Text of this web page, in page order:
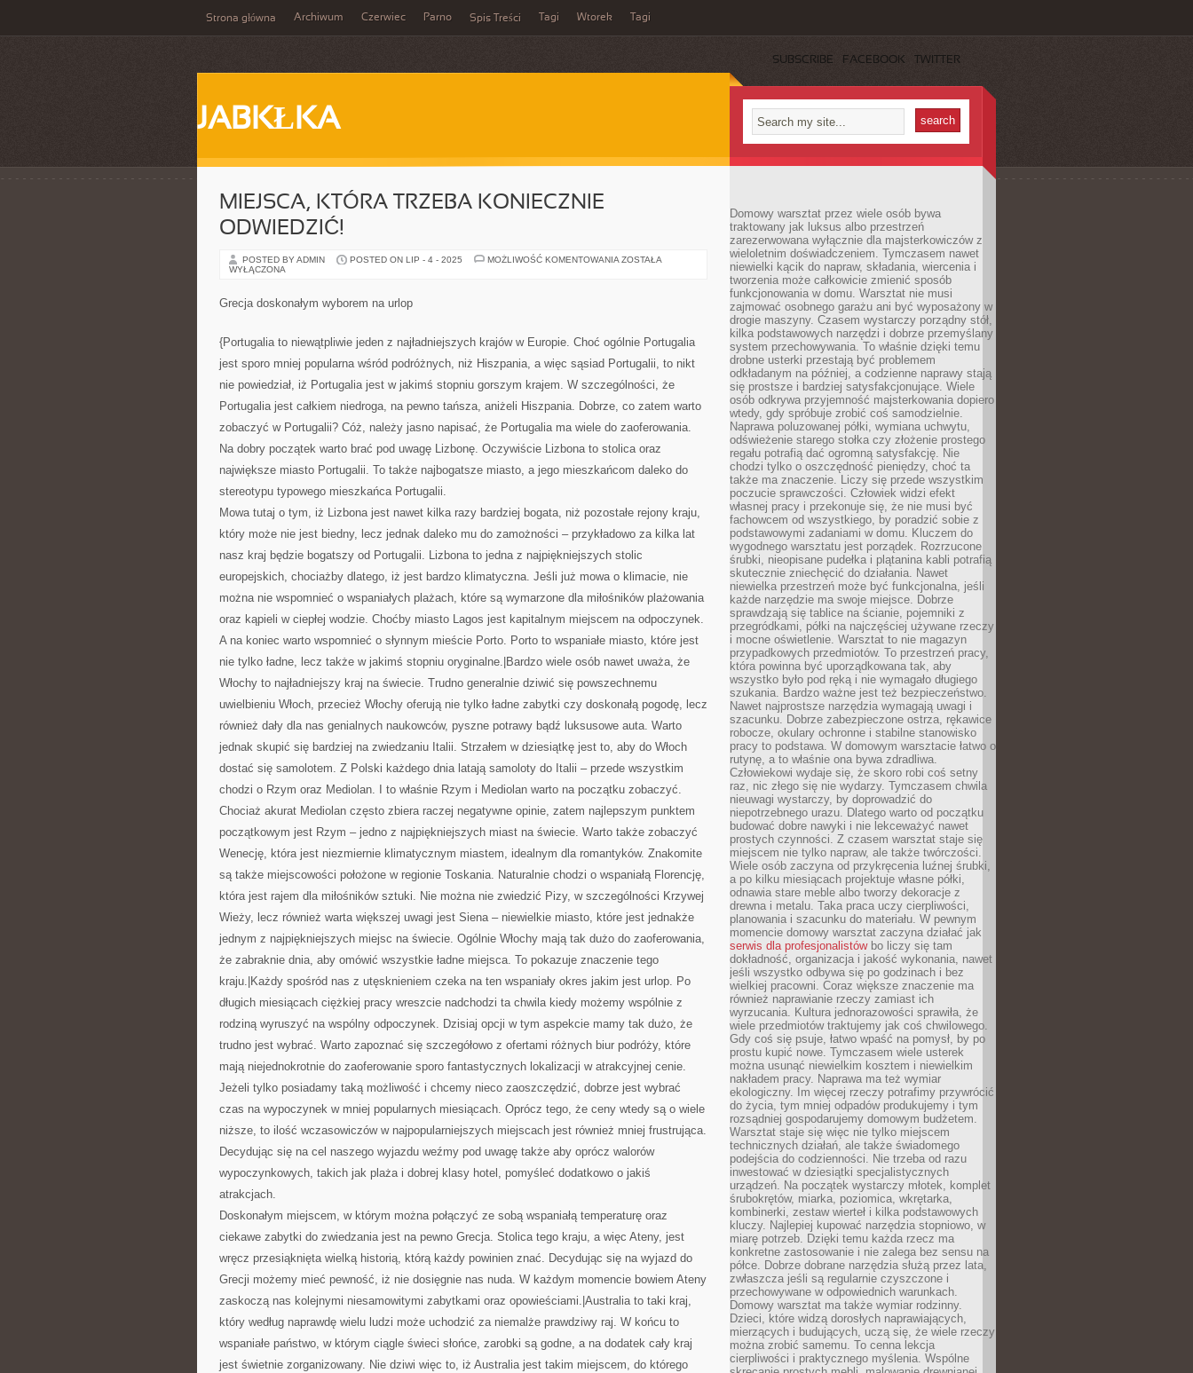
Strona główna Archiwum Czerwiec Parno Spis Treści Tagi Wtorek Tagi
SUBSCRIBE FACEBOOK TWITTER
JABKŁKA
MIEJSCA, KTÓRA TRZEBA KONIECZNIE
ODWIEDZIĆ!
POSTED BY ADMIN POSTED ON LIP - 4 - 2025 MOŻLIWOŚĆ KOMENTOWANIA MIEJSCA,
ZOSTAŁA
WYŁĄCZONA
Grecja doskonałym wyborem na urlop
{Portugalia to niewątpliwie jeden z najładniejszych krajów w Europie. Choć ogólnie Portugalia
jest sporo mniej popularna wśród podróżnych, niż Hiszpania, a więc sąsiad Portugalii, to nikt
nie powiedział, iż Portugalia jest w jakimś stopniu gorszym krajem. W szczególności, że
Portugalia jest całkiem niedroga, na pewno tańsza, aniżeli Hiszpania. Dobrze, co zatem warto
zobaczyć w Portugalii? Cóż, należy jasno napisać, że Portugalia ma wiele do zaoferowania.
Na dobry początek warto brać pod uwagę Lizbonę. Oczywiście Lizbona to stolica oraz
największe miasto Portugalii. To także najbogatsze miasto, a jego mieszkańcom daleko do
stereotypu typowego mieszkańca Portugalii.
Mowa tutaj o tym, iż Lizbona jest nawet kilka razy bardziej bogata, niż pozostałe rejony kraju,
który może nie jest biedny, lecz jednak daleko mu do zamożności – przykładowo za kilka lat
nasz kraj będzie bogatszy od Portugalii. Lizbona to jedna z najpiękniejszych stolic
europejskich, chociażby dlatego, iż jest bardzo klimatyczna. Jeśli już mowa o klimacie, nie
można nie wspomnieć o wspaniałych plażach, które są wymarzone dla miłośników plażowania
oraz kąpieli w ciepłej wodzie. Choćby miasto Lagos jest kapitalnym miejscem na odpoczynek.
A na koniec warto wspomnieć o słynnym mieście Porto. Porto to wspaniałe miasto, które jest
nie tylko ładne, lecz także w jakimś stopniu oryginalne.|Bardzo wiele osób nawet uważa, że
Włochy to najładniejszy kraj na świecie. Trudno generalnie dziwić się powszechnemu
uwielbieniu Włoch, przecież Włochy oferują nie tylko ładne zabytki czy doskonałą pogodę, lecz
również dały dla nas genialnych naukowców, pyszne potrawy bądź luksusowe auta. Warto
jednak skupić się bardziej na zwiedzaniu Italii. Strzałem w dziesiątkę jest to, aby do Włoch
dostać się samolotem. Z Polski każdego dnia latają samoloty do Italii – przede wszystkim
chodzi o Rzym oraz Mediolan. I to właśnie Rzym i Mediolan warto na początku zobaczyć.
Chociaż akurat Mediolan często zbiera raczej negatywne opinie, zatem najlepszym punktem
początkowym jest Rzym – jedno z najpiękniejszych miast na świecie. Warto także zobaczyć
Wenecję, która jest niezmiernie klimatycznym miastem, idealnym dla romantyków. Znakomite
są także miejscowości położone w regionie Toskania. Naturalnie chodzi o wspaniałą Florencję,
która jest rajem dla miłośników sztuki. Nie można nie zwiedzić Pizy, w szczególności Krzywej
Wieży, lecz również warta większej uwagi jest Siena – niewielkie miasto, które jest jednakże
jednym z najpiękniejszych miejsc na świecie. Ogólnie Włochy mają tak dużo do zaoferowania,
że zabraknie dnia, aby omówić wszystkie ładne miejsca. To pokazuje znaczenie tego
kraju.|Każdy spośród nas z utęsknieniem czeka na ten wspaniały okres jakim jest urlop. Po
długich miesiącach ciężkiej pracy wreszcie nadchodzi ta chwila kiedy możemy wspólnie z
rodziną wyruszyć na wspólny odpoczynek. Dzisiaj opcji w tym aspekcie mamy tak dużo, że
trudno jest wybrać. Warto zapoznać się szczegółowo z ofertami różnych biur podróży, które
mają niejednokrotnie do zaoferowanie sporo fantastycznych lokalizacji w atrakcyjnej cenie.
Jeżeli tylko posiadamy taką możliwość i chcemy nieco zaoszczędzić, dobrze jest wybrać
czas na wypoczynek w mniej popularnych miesiącach. Oprócz tego, że ceny wtedy są o wiele
niższe, to ilość wczasowiczów w najpopularniejszych miejscach jest również mniej frustrująca.
Decydując się na cel naszego wyjazdu weźmy pod uwagę także aby oprócz walorów
wypoczynkowych, takich jak plaża i dobrej klasy hotel, pomyśleć dodatkowo o jakiś
atrakcjach.
Doskonałym miejscem, w którym można połączyć ze sobą wspaniałą temperaturę oraz
ciekawe zabytki do zwiedzania jest na pewno Grecja. Stolica tego kraju, a więc Ateny, jest
wręcz przesiąknięta wielką historią, którą każdy powinien znać. Decydując się na wyjazd do
Grecji możemy mieć pewność, iż nie dosięgnie nas nuda. W każdym momencie bowiem Ateny
zaskoczą nas kolejnymi niesamowitymi zabytkami oraz opowieściami.|Australia to taki kraj,
który według naprawdę wielu ludzi może uchodzić za niemalże prawdziwy raj. W końcu to
wspaniałe państwo, w którym ciągle świeci słońce, zarobki są godne, a na dodatek cały kraj
jest świetnie zorganizowany. Nie dziwi więc to, iż Australia jest takim miejscem, do którego
Domowy warsztat przez wiele osób bywa
traktowany jak luksus albo przestrzeń
zarezerwowana wyłącznie dla majsterkowiczów z
wieloletnim doświadczeniem. Tymczasem nawet
niewielki kącik do napraw, składania, wiercenia i
tworzenia może całkowicie zmienić sposób
funkcjonowania w domu. Warsztat nie musi
zajmować osobnego garażu ani być wyposażony w
drogie maszyny. Czasem wystarczy porządny stół,
kilka podstawowych narzędzi i dobrze przemyślany
system przechowywania. To właśnie dzięki temu
drobne usterki przestają być problemem
odkładanym na później, a codzienne naprawy stają
się prostsze i bardziej satysfakcjonujące. Wiele
osób odkrywa przyjemność majsterkowania dopiero
wtedy, gdy spróbuje zrobić coś samodzielnie.
Naprawa poluzowanej półki, wymiana uchwytu,
odświeżenie starego stołka czy złożenie prostego
regału potrafią dać ogromną satysfakcję. Nie
chodzi tylko o oszczędność pieniędzy, choć ta
także ma znaczenie. Liczy się przede wszystkim
poczucie sprawczości. Człowiek widzi efekt
własnej pracy i przekonuje się, że nie musi być
fachowcem od wszystkiego, by poradzić sobie z
podstawowymi zadaniami w domu. Kluczem do
wygodnego warsztatu jest porządek. Rozrzucone
śrubki, nieopisane pudełka i plątanina kabli potrafią
skutecznie zniechęcić do działania. Nawet
niewielka przestrzeń może być funkcjonalna, jeśli
każde narzędzie ma swoje miejsce. Dobrze
sprawdzają się tablice na ścianie, pojemniki z
przegródkami, półki na najczęściej używane rzeczy
i mocne oświetlenie. Warsztat to nie magazyn
przypadkowych przedmiotów. To przestrzeń pracy,
która powinna być uporządkowana tak, aby
wszystko było pod ręką i nie wymagało długiego
szukania. Bardzo ważne jest też bezpieczeństwo.
Nawet najprostsze narzędzia wymagają uwagi i
szacunku. Dobrze zabezpieczone ostrza, rękawice
robocze, okulary ochronne i stabilne stanowisko
pracy to podstawa. W domowym warsztacie łatwo o
rutynę, a to właśnie ona bywa zdradliwa.
Człowiekowi wydaje się, że skoro robi coś setny
raz, nic złego się nie wydarzy. Tymczasem chwila
nieuwagi wystarczy, by doprowadzić do
niepotrzebnego urazu. Dlatego warto od początku
budować dobre nawyki i nie lekceważyć nawet
prostych czynności. Z czasem warsztat staje się
miejscem nie tylko napraw, ale także twórczości.
Wiele osób zaczyna od przykręcenia luźnej śrubki,
a po kilku miesiącach projektuje własne półki,
odnawia stare meble albo tworzy dekoracje z
drewna i metalu. Taka praca uczy cierpliwości,
planowania i szacunku do materiału. W pewnym
momencie domowy warsztat zaczyna działać jak
serwis dla profesjonalistówbo liczy się tam
dokładność, organizacja i jakość wykonania, nawet
jeśli wszystko odbywa się po godzinach i bez
wielkiej pracowni. Coraz większe znaczenie ma
również naprawianie rzeczy zamiast ich
wyrzucania. Kultura jednorazowości sprawiła, że
wiele przedmiotów traktujemy jak coś chwilowego.
Gdy coś się psuje, łatwo wpaść na pomysł, by po
prostu kupić nowe. Tymczasem wiele usterek
można usunąć niewielkim kosztem i niewielkim
nakładem pracy. Naprawa ma też wymiar
ekologiczny. Im więcej rzeczy potrafimy przywrócić
do życia, tym mniej odpadów produkujemy i tym
rozsądniej gospodarujemy domowym budżetem.
Warsztat staje się więc nie tylko miejscem
technicznych działań, ale także świadomego
podejścia do codzienności. Nie trzeba od razu
inwestować w dziesiątki specjalistycznych
urządzeń. Na początek wystarczy młotek, komplet
śrubokrętów, miarka, poziomica, wkrętarka,
kombinerki, zestaw wierteł i kilka podstawowych
kluczy. Najlepiej kupować narzędzia stopniowo, w
miarę potrzeb. Dzięki temu każda rzecz ma
konkretne zastosowanie i nie zalega bez sensu na
półce. Dobrze dobrane narzędzia służą przez lata,
zwłaszcza jeśli są regularnie czyszczone i
przechowywane w odpowiednich warunkach.
Domowy warsztat ma także wymiar rodzinny.
Dzieci, które widzą dorosłych naprawiających,
mierzących i budujących, uczą się, że wiele rzeczy
można zrobić samemu. To cenna lekcja
cierpliwości i praktycznego myślenia. Wspólne